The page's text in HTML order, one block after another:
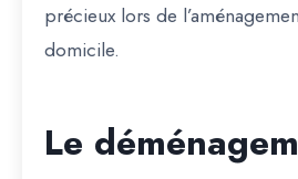
précieux lors de
domicile.
Le